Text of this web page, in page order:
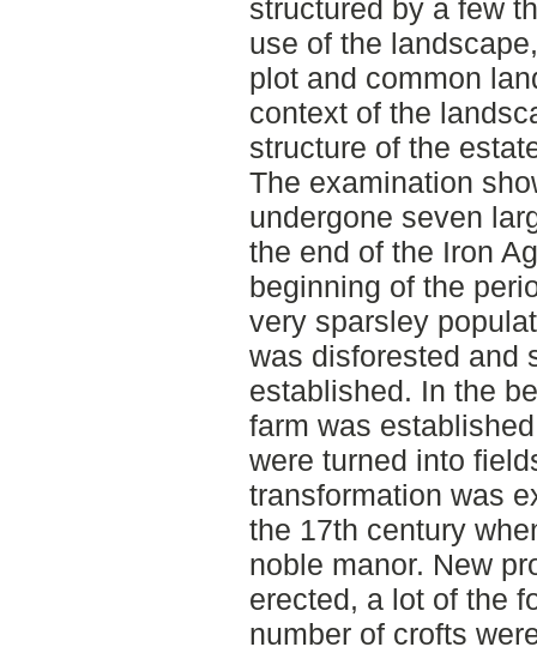
structured by a few
use of the
plot and common
context of the
structure of the
The examination
undergone seven
the end of the Iron
beginning of the
very sparsley
was disforested and
established. In the
farm was
were turned into
transformation was
the 17th century
noble manor. New
erected, a lot of the
number of crofts